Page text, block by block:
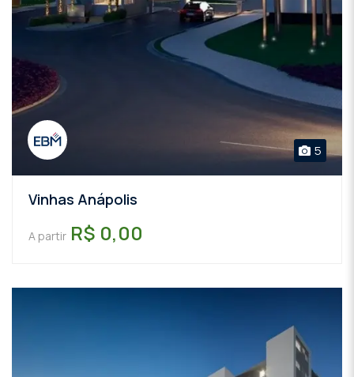
5
Vinhas Anápolis
A partir R$ 0,00